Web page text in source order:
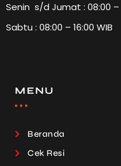
Senin s/d Jumat : 08:00 –
Sabtu : 08:00 – 16:00 WIB
MENU
Beranda
Cek Resi